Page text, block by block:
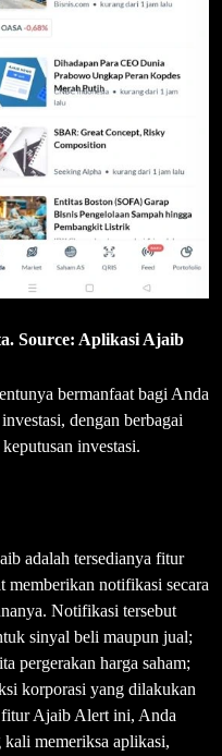
Source: Aplikasi Ajaib
bermanfaat bagi Anda
dengan berbagai
investasi.
adalah tersedianya fitur
memberikan notifikasi secara
Notifikasi tersebut
sinyal beli maupun jual;
pergerakan harga saham;
korporasi yang dilakukan
Ajaib Alert ini, Anda
memeriksa aplikasi,